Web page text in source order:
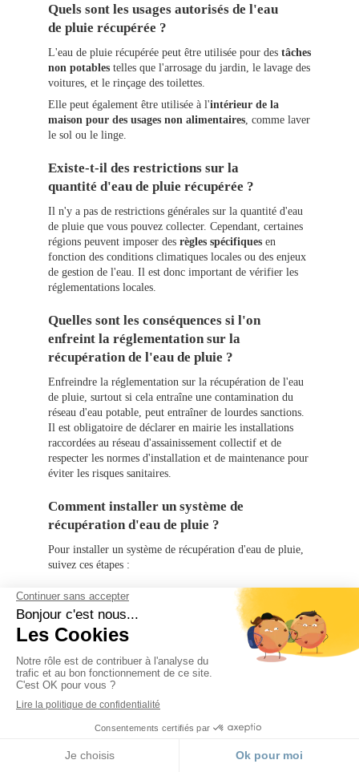
Appeler Localisation
Quels sont les usages autorisés de l'eau
de pluie récupérée ?
L'eau de pluie récupérée peut être utilisée pour des tâches
non potables telles que l'arrosage du jardin, le lavage des
voitures, et le rinçage des toilettes.
Elle peut également être utilisée à l'intérieur de la
maison pour des usages non alimentaires , comme laver
le sol ou le linge.
Existe-t-il des restrictions sur la
quantité d'eau de pluie récupérée ?
Il n'y a pas de restrictions générales sur la quantité d'eau
de pluie que vous pouvez collecter. Cependant, certaines
régions peuvent imposer des règles spécifiques en
fonction des conditions climatiques locales ou des enjeux
de gestion de l'eau. Il est donc important de vérifier les
réglementations locales.
Quelles sont les conséquences si l'on
enfreint la réglementation sur la
récupération de l'eau de pluie ?
Enfreindre la réglementation sur la récupération de l'eau
de pluie, surtout si cela entraîne une contamination du
réseau d'eau potable, peut entraîner de lourdes sanctions.
Il est obligatoire de déclarer en mairie les installations
raccordées au réseau d'assainissement collectif et de
respecter les normes d'installation et de maintenance pour
éviter les risques sanitaires.
Comment installer un système de
récupération d'eau de pluie ?
Pour installer un système de récupération d'eau de pluie,
suivez ces étapes :
Analysez vos besoins :
Évaluez la quantité d'eau
que vous souhaitez collecter et son utilisation
prévue.
Mise en conformité réglementaire :
Vérifiez les
réglementations locales avant d'investir dans les
équipements.
Choix des équipements :
adaptée à vos besoins et un système de filtration
Installation professionnelle : Faites appel à des